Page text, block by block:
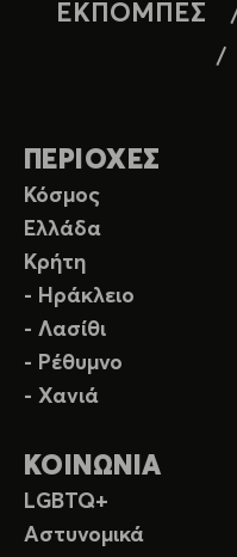
ΕΚΠΟΜΠΕΣ
ΠΕΡΙΟΧΕΣ
Κόσμος
Ελλάδα
Κρήτη
- Ηράκλειο
- Λασίθι
- Ρέθυμνο
- Χανιά
ΚΟΙΝΩΝΙΑ
LGBTQ+
Αστυνομικά